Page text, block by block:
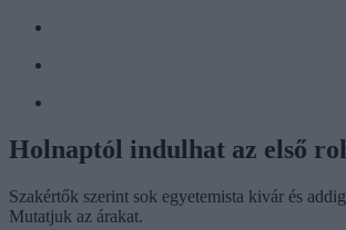
Holnaptól indulhat az első
Szakértők szerint sok egyetemista kivár és
Mutatjuk az árakat.